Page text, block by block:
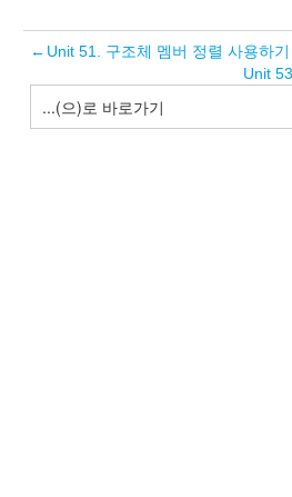
← Unit 51. 구조체 멤버 정렬 사용하기
Unit